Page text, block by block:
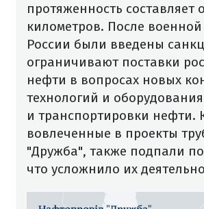
протяженность составляет
километров. После военной
России были введены
ограничивают поставки
нефти в вопросах новых
технологий и
и транспортировки нефти.
вовлеченные в проекты
"Дружба", также подпали
что усложнило их